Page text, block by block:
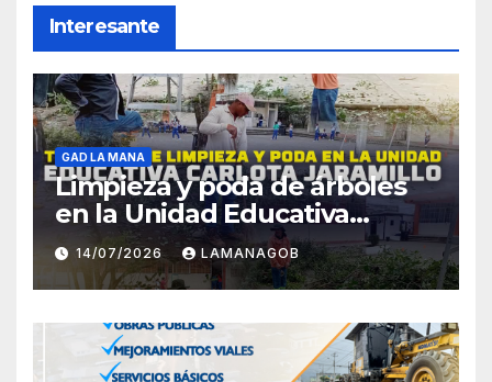
Interesante
GAD LA MANA
Limpieza y poda de árboles
en la Unidad Educativa
Carlota Jaramillo
14/07/2026 LAMANAGOB